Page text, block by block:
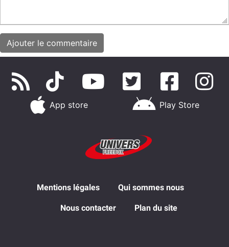
App store Play Store
Mentions légales Qui sommes nous
Nous contacter Plan du site